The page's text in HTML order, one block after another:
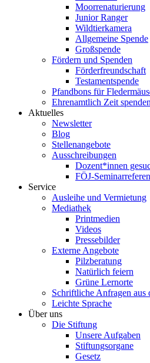
Moorrenaturierung
Junior Ranger
Wildtierkamera
Allgemeine Spende
Großspende
Fördern und Spenden
Förderfreundschaft
Testamentspende
Pfandbons für
Ehrenamtlich Zeit spenden
Aktuelles
Newsletter
Blog
Stellenangebote
Ausschreibungen
Dozent*innen
FÖJ-
Service
Ausleihe und Vermietung
Mediathek
Printmedien
Videos
Pressebilder
Externe Angebote
Pilzberatung
Natürlich feiern
Grüne Lernorte
Schriftliche Anfragen aus
Leichte Sprache
Über uns
Die Stiftung
Unsere Aufgaben
Stiftungsorgane
Gesetz